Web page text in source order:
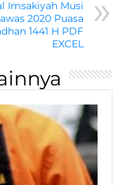
Imsakiyah Musi
2020 Puasa
1441 H PDF
EXCEL